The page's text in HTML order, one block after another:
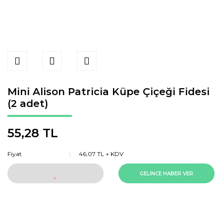
Mini Alison Patricia Küpe Çiçeği Fidesi
(2 adet)
55,28 TL
Fiyat 46,07 TL + KDV
GELİNCE HABER VER